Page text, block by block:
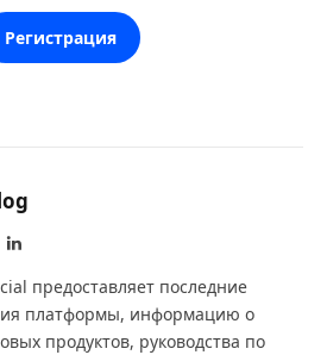
Регистрация
LinkedIn
предоставляет последние
платформы, информацию о
продуктов, руководства по